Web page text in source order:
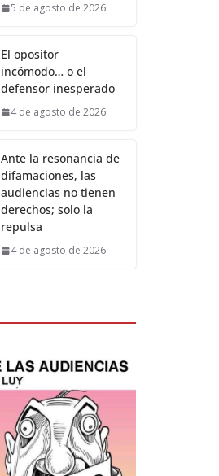
5 de agosto de 2026
El opositor
incómodo… o el
defensor inesperado
4 de agosto de 2026
Ante la resonancia de
difamaciones, las
audiencias no tienen
derechos; solo la
repulsa
4 de agosto de 2026